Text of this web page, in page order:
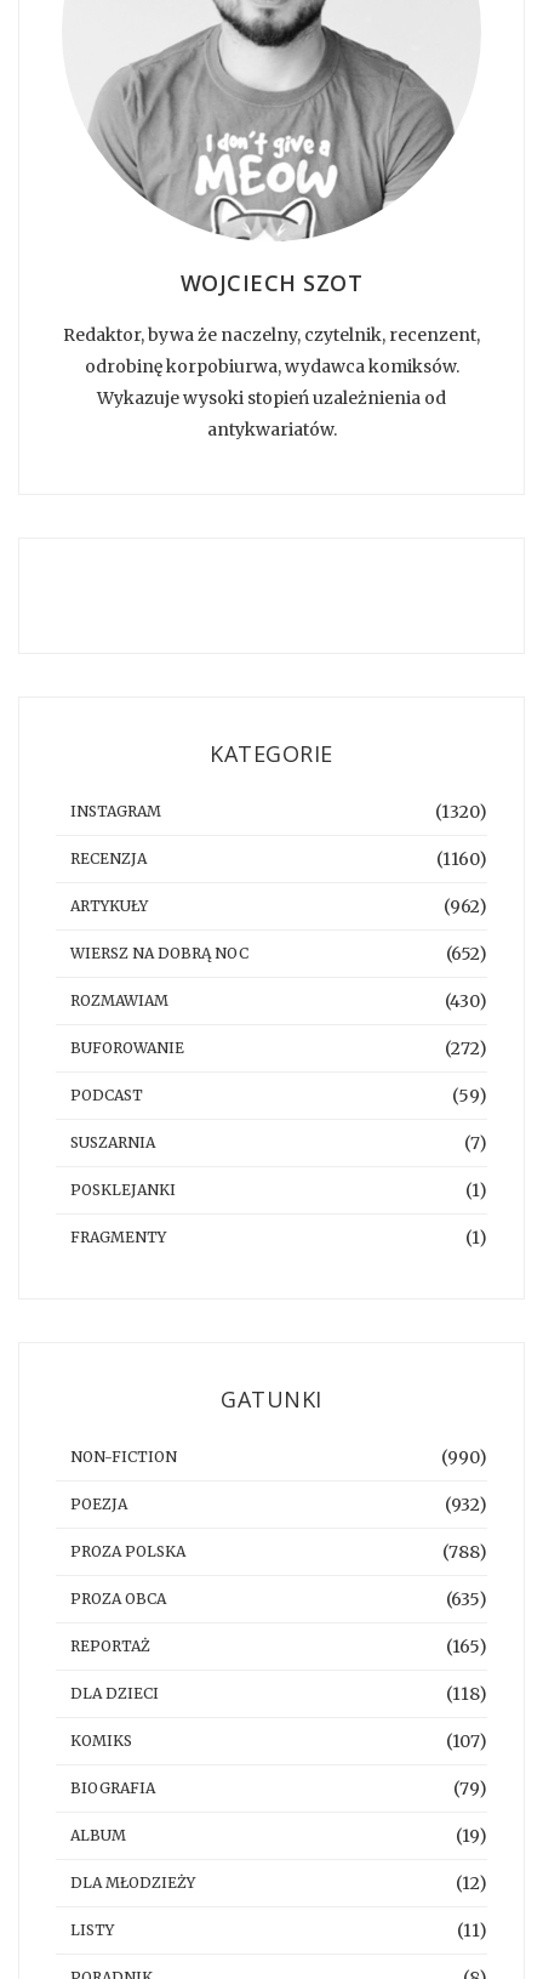
WOJCIECH SZOT
Redaktor, bywa że naczelny, czytelnik, recenzent,
odrobinę korpobiurwa, wydawca komiksów.
Wykazuje wysoki stopień uzależnienia od
antykwariatów.
KATEGORIE
INSTAGRAM (1320)
RECENZJA (1160)
ARTYKUŁY (962)
WIERSZ NA DOBRĄ NOC (652)
ROZMAWIAM (430)
BUFOROWANIE (272)
PODCAST (59)
SUSZARNIA (7)
POSKLEJANKI (1)
FRAGMENTY (1)
GATUNKI
NON-FICTION (990)
POEZJA (932)
PROZA POLSKA (788)
PROZA OBCA (635)
REPORTAŻ (165)
DLA DZIECI (118)
KOMIKS (107)
BIOGRAFIA (79)
ALBUM (19)
DLA MŁODZIEŻY (12)
LISTY (11)